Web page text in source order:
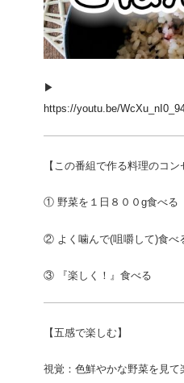
▶︎
https://youtu.be/
【この番組で作る料理のコン
① 野菜を１日８００g食べる
② よく噛んで(咀嚼して)食べ
③ 『楽しく！』食べる
【五感で楽しむ】
視覚：色鮮やかな野菜を見て